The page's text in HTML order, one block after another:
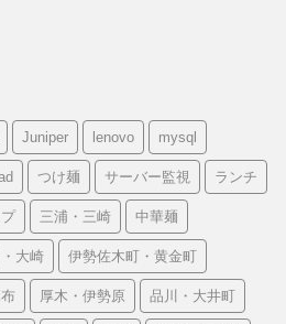
Juniper lenovo mysql
つけ麺 サーバー監視 ランチ
三浦・三崎 中華麺
大崎 伊勢佐木町・黄金町
厚木・伊勢原 品川・大井町